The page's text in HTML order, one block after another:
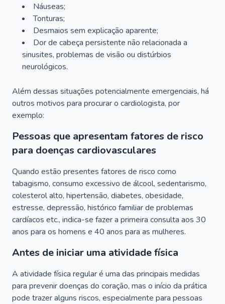
Náuseas;
Tonturas;
Desmaios sem explicação aparente;
Dor de cabeça persistente não relacionada a
sinusites, problemas de visão ou distúrbios
neurológicos.
Além dessas situações potencialmente emergenciais, há
outros motivos para procurar o cardiologista, por
exemplo:
Pessoas que apresentam fatores de risco
para doenças cardiovasculares
Quando estão presentes fatores de risco como
tabagismo, consumo excessivo de álcool, sedentarismo,
colesterol alto, hipertensão, diabetes, obesidade,
estresse, depressão, histórico familiar de problemas
cardíacos etc., indica-se fazer a primeira consulta aos 30
anos para os homens e 40 anos para as mulheres.
Antes de iniciar uma atividade física
A atividade física regular é uma das principais medidas
para prevenir doenças do coração, mas o início da prática
pode trazer alguns riscos, especialmente para pessoas